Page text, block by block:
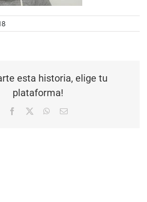
esta historia, elige tu
plataforma!
Facebook WhatsApp
Correo